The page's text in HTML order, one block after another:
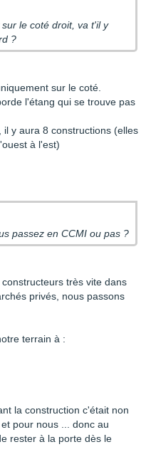
le coté droit, va t'il y
?
sur le coté.
l'étang qui se trouve pas
y aura 8 constructions (elles
à l'est)
passez en CCMI ou pas ?
très vite dans
privés, nous passons
terrain à :
la construction c'était non
pour nous ... donc au
rester à la porte dès le